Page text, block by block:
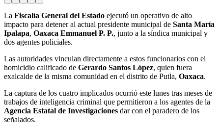
La Fiscalía General del Estado ejecutó un operativo de alto
impacto para detener al actual presidente municipal de Santa María
Ipalapa, Oaxaca Emmanuel P. P., junto a la síndica municipal y
dos agentes policiales.
Las autoridades vinculan directamente a estos funcionarios con el
homicidio calificado de Gerardo Santos López, quien fuera
exalcalde de la misma comunidad en el distrito de Putla, Oaxaca.
La captura de los cuatro implicados ocurrió este lunes tras meses de
trabajos de inteligencia criminal que permitieron a los agentes de la
Agencia Estatal de Investigaciones dar con el paradero de los
señalados.